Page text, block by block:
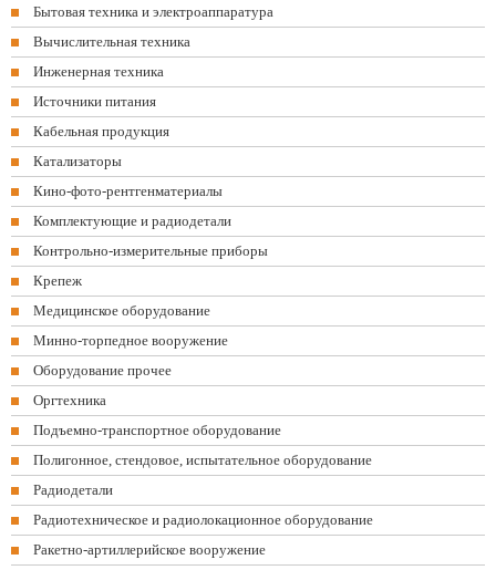
Бытовая техника и электроаппаратура
Вычислительная техника
Инженерная техника
Источники питания
Кабельная продукция
Катализаторы
Кино-фото-рентгенматериалы
Комплектующие и радиодетали
Контрольно-измерительные приборы
Крепеж
Медицинское оборудование
Минно-торпедное вооружение
Оборудование прочее
Оргтехника
Подъемно-транспортное оборудование
Полигонное, стендовое, испытательное оборудование
Радиодетали
Радиотехническое и радиолокационное оборудование
Ракетно-артиллерийское вооружение